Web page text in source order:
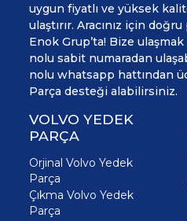
uygun fiyatlı ve yüksek
ulaştırır. Aracınız için
Enok Grup’ta! Bize
nolu sabit numaradan
nolu whatsapp hattından
Parça desteği alabilirsiniz.
VOLVO YEDEK
PARÇA
Orjinal Volvo Yedek
Parça
Çıkma Volvo Yedek
Parça